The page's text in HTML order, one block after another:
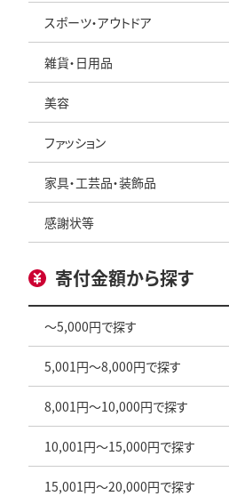
スポーツ・アウトドア
雑貨・日用品
美容
ファッション
家具・工芸品・装飾品
感謝状等
寄付金額から探す
～5,000円で探す
5,001円～8,000円で探す
8,001円～10,000円で探す
10,001円～15,000円で探す
15,001円～20,000円で探す